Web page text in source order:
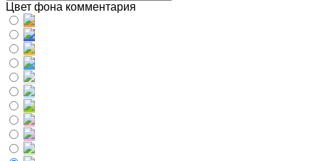
Цвет фона комментария